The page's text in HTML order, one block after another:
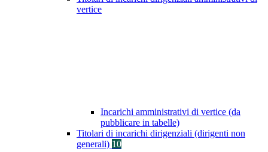
vertice
Incarichi amministrativi di vertice (da
pubblicare in tabelle)
Titolari di incarichi dirigenziali (dirigenti non
generali) 10